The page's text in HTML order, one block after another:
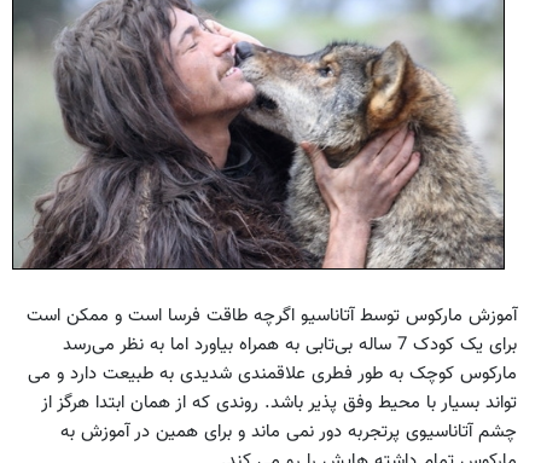
آموزش مارکوس توسط آتاناسیو اگرچه طاقت فرسا است و ممکن است
برای یک کودک 7 ساله بی‌تابی به همراه بیاورد اما به نظر می‌رسد
مارکوس کوچک به طور فطری علاقمندی شدیدی به طبیعت دارد و می
تواند بسیار با محیط وفق پذیر باشد. روندی که از همان ابتدا هرگز از
چشم آتاناسیوی پرتجربه دور نمی ماند و برای همین در آموزش به